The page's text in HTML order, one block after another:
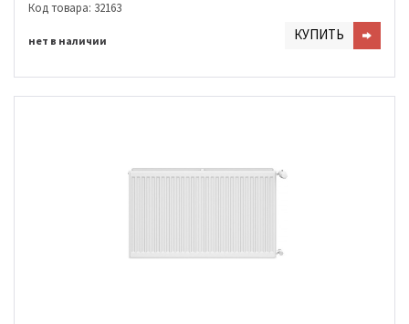
Код товара: 32163
нет в наличии КУПИТЬ